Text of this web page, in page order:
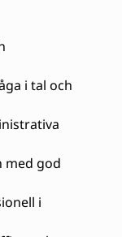
i tal och
med god
i